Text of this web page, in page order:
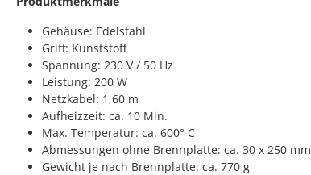
Gehäuse: Edelstahl
Griff: Kunststoff
Spannung: 230 V / 50 Hz
Leistung: 200 W
Netzkabel: 1,60 m
Aufheizzeit: ca. 10 Min.
Max. Temperatur: ca. 600° C
Abmessungen ohne Brennplatte: ca. 30 x 250 mm
Gewicht je nach Brennplatte: ca. 770 g